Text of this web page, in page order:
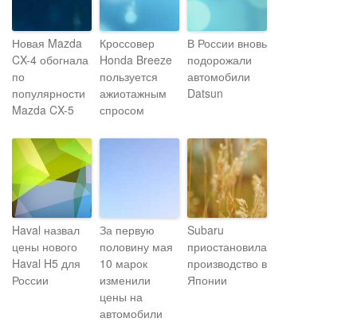
Новая Mazda
CX-4 обогнала
по
популярности
Mazda CX-5
Кроссовер
Honda Breeze
пользуется
ажиотажным
спросом
В России вновь
подорожали
автомобили
Datsun
Haval назвал
цены нового
Haval H5 для
России
За первую
половину мая
10 марок
изменили
цены на
автомобили
Subaru
приостановила
производство в
Японии